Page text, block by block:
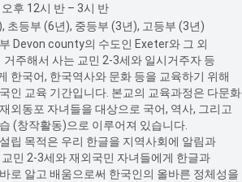
후 12시 반 – 3시 반
초등부 (6년), 중등부 (3년), 고등부 (3년)
Devon county의 수도인 Exeter와 그 외
주해서 사는 교민 2-3세와 일시거주자 등
한국어, 한국역사와 문화 등을 교육하기 위해
인 교육 기간입니다. 본교의 교육과정은 다문화
외동포 자녀들을 대상으로 국어, 역사, 그리고
(창작활동)으로 이루어져 있습니다.
립 목적은 우리 한글을 지역사회에 알림과
민 2-3세와 재외국민 자녀들에게 한글과
로 알고 배움으로써 한국인의 올바른 정체성을